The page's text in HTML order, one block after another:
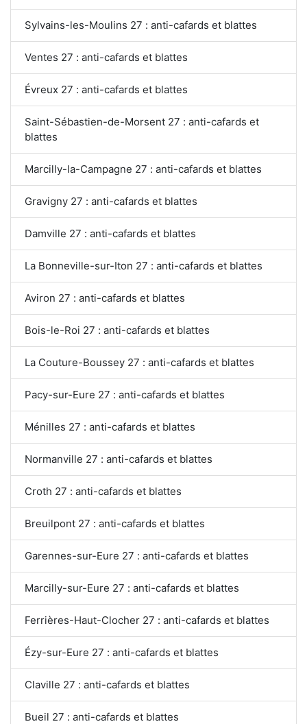
Sylvains-les-Moulins 27 : anti-cafards et blattes
Ventes 27 : anti-cafards et blattes
Évreux 27 : anti-cafards et blattes
Saint-Sébastien-de-Morsent 27 : anti-cafards et
blattes
Marcilly-la-Campagne 27 : anti-cafards et blattes
Gravigny 27 : anti-cafards et blattes
Damville 27 : anti-cafards et blattes
La Bonneville-sur-Iton 27 : anti-cafards et blattes
Aviron 27 : anti-cafards et blattes
Bois-le-Roi 27 : anti-cafards et blattes
La Couture-Boussey 27 : anti-cafards et blattes
Pacy-sur-Eure 27 : anti-cafards et blattes
Ménilles 27 : anti-cafards et blattes
Normanville 27 : anti-cafards et blattes
Croth 27 : anti-cafards et blattes
Breuilpont 27 : anti-cafards et blattes
Garennes-sur-Eure 27 : anti-cafards et blattes
Marcilly-sur-Eure 27 : anti-cafards et blattes
Ferrières-Haut-Clocher 27 : anti-cafards et blattes
Ézy-sur-Eure 27 : anti-cafards et blattes
Claville 27 : anti-cafards et blattes
Bueil 27 : anti-cafards et blattes